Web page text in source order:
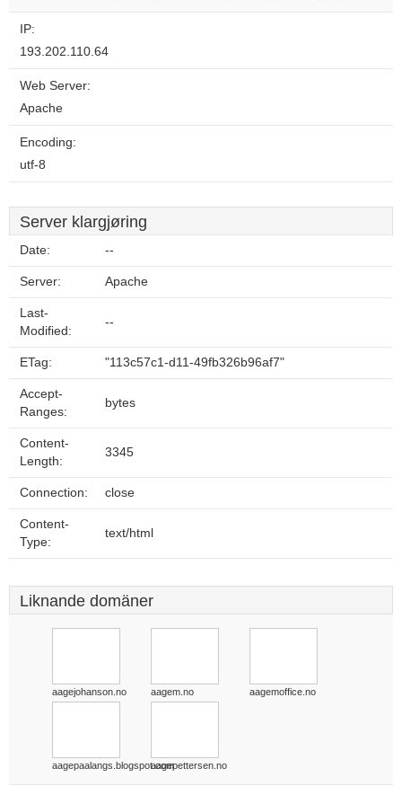
IP:
193.202.110.64
Web Server:
Apache
Encoding:
utf-8
Server klargjøring
Date: --
Server: Apache
Last-
Modified:
--
ETag: "113c57c1-d11-49fb326b96af7"
Accept-
Ranges:
bytes
Content-
Length:
3345
Connection: close
Content-
Type:
text/html
Liknande domäner
aagejohanson.no aagem.no aagemoffice.no
aagepaalangs.blogspot.comaagepettersen.no